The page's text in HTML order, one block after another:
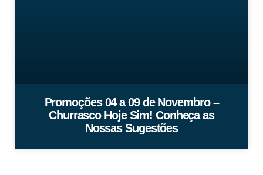
Promoções 04 a 09 de Novembro –
Churrasco Hoje Sim! Conheça as
Nossas Sugestões